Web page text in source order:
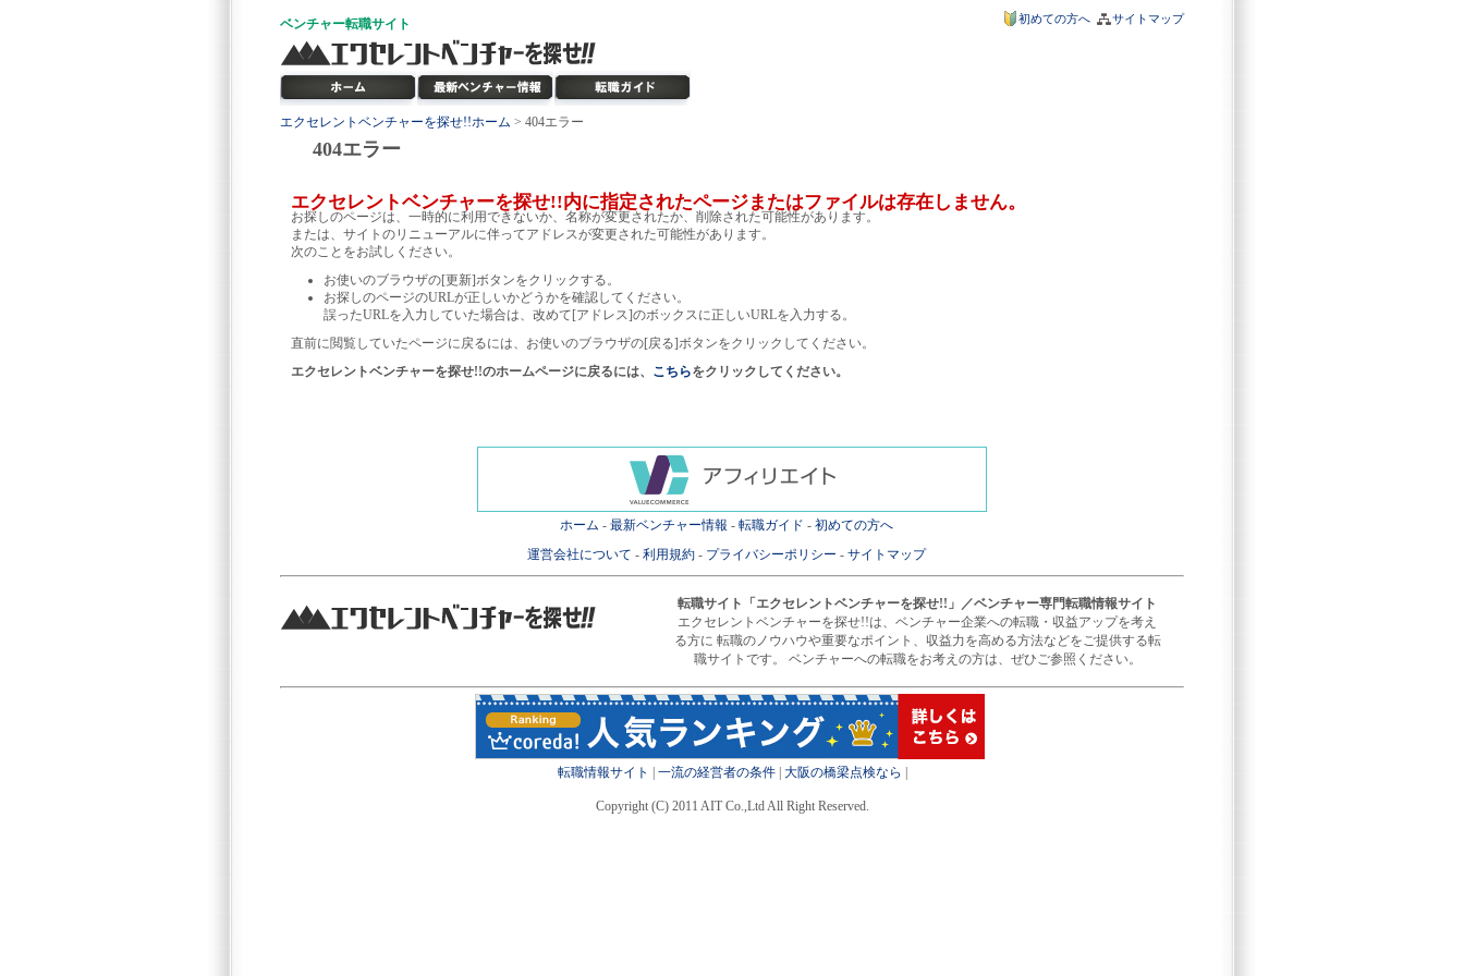
ベンチャー転職サイト サイトマップ
初めての方へ
エクセレントベンチャーを探せ!!ホーム > 404エラー
404エラー
エクセレントベンチャーを探せ!!内に指定されたページまたはファイルは存在しません。
お探しのページは、一時的に利用できないか、名称が変更されたか、削除された可能性があります。
または、サイトのリニューアルに伴ってアドレスが変更された可能性があります。
次のことをお試しください。
お使いのブラウザの[更新]ボタンをクリックする。
お探しのページのURLが正しいかどうかを確認してください。
誤ったURLを入力していた場合は、改めて[アドレス]のボックスに正しいURLを入力する。
直前に閲覧していたページに戻るには、お使いのブラウザの[戻る]ボタンをクリックしてください。
エクセレントベンチャーを探せ!!のホームページに戻るには、 こちらをクリックしてください。
ホーム - 最新ベンチャー情報 - 転職ガイド - 初めての方へ
運営会社について - 利用規約 - プライバシーポリシー - サイトマップ
転職サイト
「エクセレントベンチャーを探せ!!」／ベンチャー専門転職情報サイト
エクセレントベンチャーを探せ!!は、ベンチャー企業への転職・収益アップを考え
る方に 転職のノウハウや重要なポイント、収益力を高める方法などをご提供する転
職サイトです。 ベンチャーへの転職をお考えの方は、ぜひご参照ください。
転職情報サイト 一流の経営者の条件| 大阪の橋梁点検なら
Copyright (C) 2011 AIT Co.,Ltd All Right Reserved.